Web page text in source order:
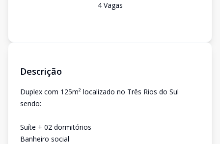
4Vagas
Descrição
Duplex com 125m² localizado no Três Rios do Sul
sendo:
Suíte + 02 dormitórios
Banheiro social